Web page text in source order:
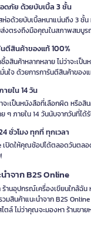
ดภัย ด้วยบับเบิ้ล 3 ชั้น
อด้วยบับเบิ้ลหนาแน่นถึง 3 ชั้น
ส่งตรงถึงมือคุณในสภาพสมบู
ตีสินค้าของแท้ 100%
สินค้าหลากหลาย ไม่ว่าจะเป็
นใจ ด้วยการการันตีสินค้าของ
ยใน 14 วัน
าจะเป็นหนังสือที่เลือกผิด หรือ
ๆ ภายใน 14 วันนับจากวันที่ได้
ชั่วโมง ทุกที่ ทุกเวลา
เปิดให้คุณช้อปได้ตลอดวันตลอ
ำจาก B2S Online
านอุปกรณ์เครื่องเขียนใกล้ฉัน
วมสินค้าแนะนำจาก B2S
ตล์ ไม่ว่าคุณจะมองหา ร้านขา